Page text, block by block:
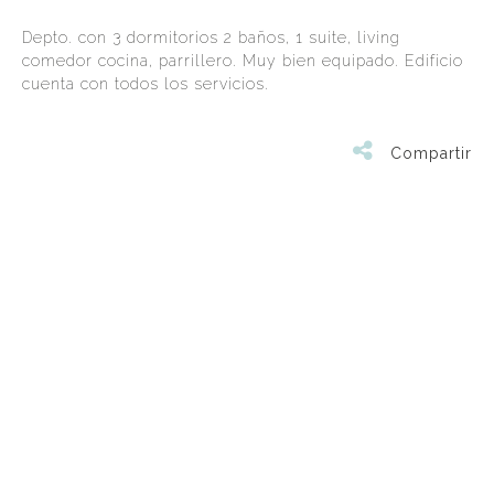
Depto. con 3 dormitorios 2 baños, 1 suite, living
comedor cocina, parrillero. Muy bien equipado. Edificio
cuenta con todos los servicios.
Compartir